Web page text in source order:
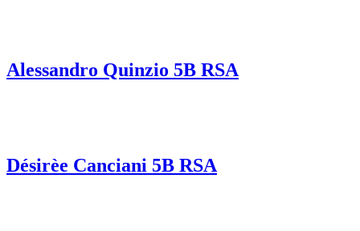
Alessandro Quinzio 5B RSA
Désirèe Canciani 5B RSA